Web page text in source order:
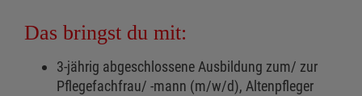
Das bringst du mit:
3-jährig abgeschlossene Ausbildung zum/ zur
Pflegefachfrau/ -mann (m/w/d), Altenpfleger